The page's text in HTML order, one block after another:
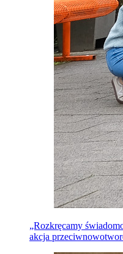
„Rozkręcamy
akcja